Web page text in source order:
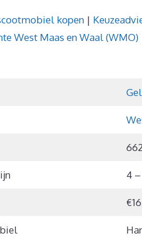
kopen |
West Maas en Waal (WMO)
4